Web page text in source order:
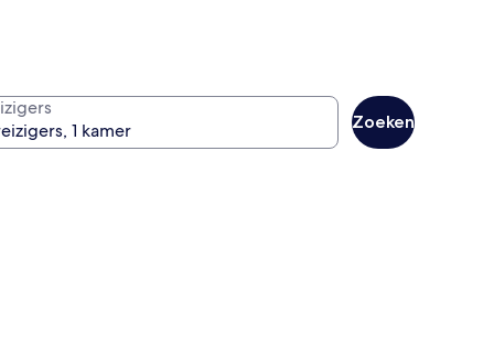
Zoeken